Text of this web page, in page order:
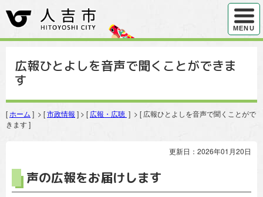
ハンバ
MENU
広報ひとよしを音声で聞くことができま
す
[ ホーム ] > [市政情報 ] > [ 広報・広聴 ] > [ 広報ひとよしを音声で聞くことがで
きます ]
更新日：2026年01月20日
声の広報をお届けします